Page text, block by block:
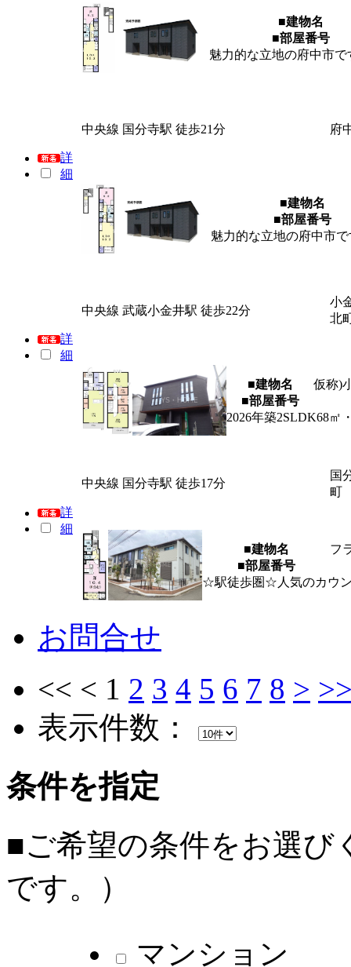
■建物名
■部屋番号
魅力的な立地の府中市
詳
細
中央線 国分寺駅 徒歩21分 府
■建物名
■部屋番号
魅力的な立地の府中市
詳
細
中央線 武蔵小金井駅 徒歩22分
小
北
■建物名
仮称)
■部屋番号
2026年築2SLDK68㎡
詳
細
中央線 国分寺駅 徒歩17分
国
町
■建物名
フ
■部屋番号
☆駅徒歩圏☆人気のカウ
お問合せ
<< < 1 2 3 4 5 6 7 8 >
表示件数：
条件を指定
■ご希望の条件をお選び
です。）
マンション